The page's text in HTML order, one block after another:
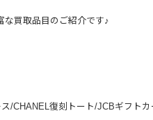
な買取品目のご紹介です♪
/CHANEL復刻トート/JCBギフト